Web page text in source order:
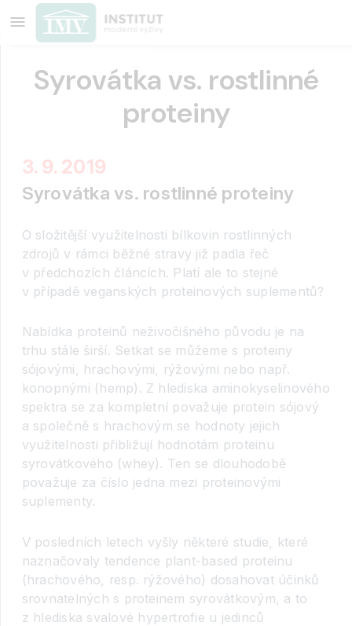
Syrovátka vs. rostlinné
proteiny
3. 9. 2019
Syrovátka vs. rostlinné proteiny
O složitější využitelnosti bílkovin rostlinných
zdrojů v rámci běžné stravy již padla řeč
v předchozích článcích. Platí ale to stejné
v případě veganských proteinových suplementů?
Nabídka proteinů neživočišného původu je na
trhu stále širší. Setkat se můžeme s proteiny
sójovými, hrachovými, rýžovými nebo např.
konopnými (hemp). Z hlediska aminokyselinového
spektra se za kompletní považuje protein sójový
a společně s hrachovým se hodnoty jejich
využitelnosti přibližují hodnotám proteinu
syrovátkového (whey). Ten se dlouhodobě
považuje za číslo jedna mezi proteinovými
suplementy.
V posledních letech vyšly některé studie, které
naznačovaly tendence plant-based proteinu
(hrachového, resp. rýžového) dosahovat účinků
srovnatelných s proteinem syrovátkovým, a to
z hlediska svalové hypertrofie u jedinců